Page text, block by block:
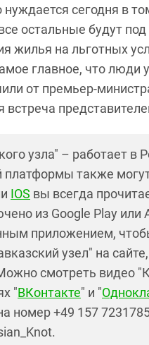
нуждается сегодня в
остальные будут
жилья на льготных
главное, что люди
от премьер-
встреча
узла" – работает в
платформы также
IOS вы всегда
из Google Play
приложением,
узел" на
смотреть видео
"ВКонтакте" и "
номер +49 157